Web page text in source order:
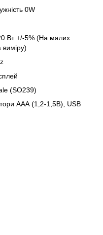
0W
Вт +/-5% (На малих
(SO239)
ААА (1,2-1,5В), USB